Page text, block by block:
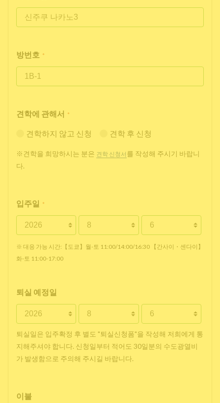
방번호 *
견학에 관해서 *
견학하지 않고 신청 견학 후 신청
※견학을 희망하시는 분은 견학 신청서 를 작성해 주시기 바랍니
다.
입주일 *
※ 대응 가능 시간:【도쿄】월-토 11:00/14:00/16:30 【간사이・센다이】
화-토 11:00-17:00
퇴실 예정일
퇴실일은 입주확정 후 별도 "퇴실신청폼"을 작성해 저희에게 통
지해주셔야 합니다. 신청일부터 적어도 30일분의 수도광열비
가 발생함으로 주의해 주시길 바랍니다.
이불